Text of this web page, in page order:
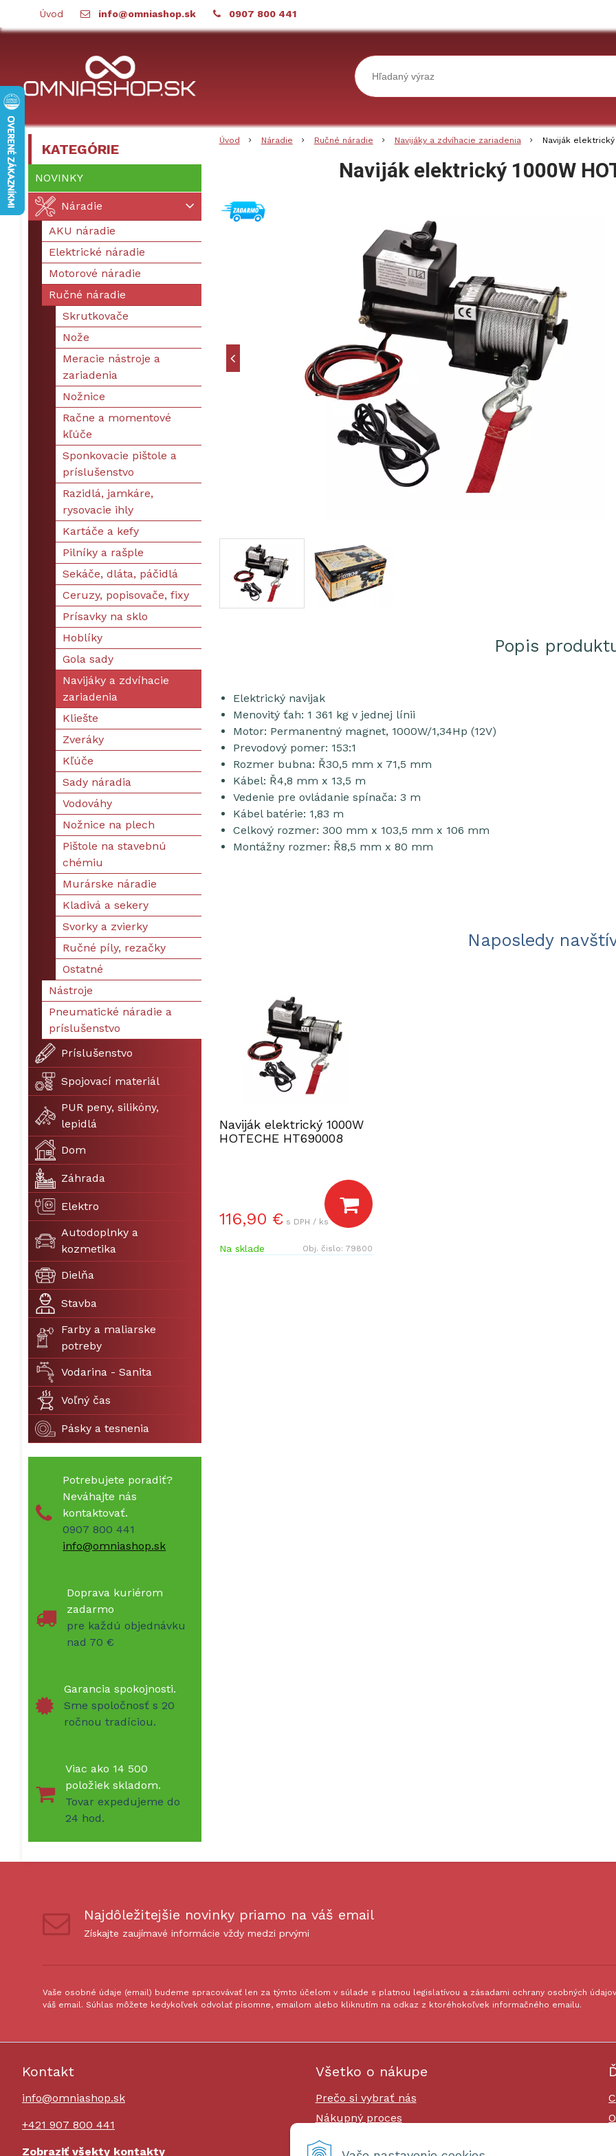
Úvod info@omniashop.sk 0907 800 441
Úvod Náradie Ručné náradie Navijáky a zdvíhacie zariadenia Naviják elektrický
Naviják elektrický 1000W
Popis
Elektrický navijak
Menovitý ťah: 1 361 kg v jednej línii
Motor: Permanentný magnet, 1000W/1,34Hp (12V)
Prevodový pomer: 153:1
Rozmer bubna: Ř30,5 mm x 71,5 mm
Kábel: Ř4,8 mm x 13,5 m
Vedenie pre ovládanie spínača: 3 m
Kábel batérie: 1,83 m
Celkový rozmer: 300 mm x 103,5 mm x 106 mm
Montážny rozmer: Ř8,5 mm x 80 mm
Naposledy
Naviják elektrický 1000W
HOTECHE HT690008
116,90 € s DPH / ks
Na sklade Obj. čislo:79800
KATEGÓRIE
NOVINKY
Náradie
AKU náradie
Elektrické náradie
Motorové náradie
Ručné náradie
Skrutkovače
Nože
Meracie nástroje a
zariadenia
Nožnice
Račne a momentové
kľúče
Sponkovacie pištole a
príslušenstvo
Razidlá, jamkáre,
rysovacie ihly
Kartáče a kefy
Pilníky a rašple
Sekáče, dláta, páčidlá
Ceruzy, popisovače, fixy
Prísavky na sklo
Hoblíky
Gola sady
Navijáky a zdvíhacie
zariadenia
Kliešte
Zveráky
Kľúče
Sady náradia
Vodováhy
Nožnice na plech
Pištole na stavebnú
chémiu
Murárske náradie
Kladivá a sekery
Svorky a zvierky
Ručné píly, rezačky
Ostatné
Nástroje
Pneumatické náradie a
príslušenstvo
Príslušenstvo
Spojovací materiál
PUR peny, silikóny,
lepidlá
Dom
Záhrada
Elektro
Autodoplnky a
kozmetika
Dielňa
Stavba
Farby a maliarske
potreby
Vodarina - Sanita
Voľný čas
Pásky a tesnenia
Potrebujete poradiť?
Neváhajte nás
kontaktovať.
0907 800 441
info@omniashop.sk
Doprava kuriérom
zadarmo
pre každú objednávku
nad 70 €
Garancia spokojnosti.
Sme spoločnosť s 20
ročnou tradíciou.
Viac ako 14 500
položiek skladom.
Tovar expedujeme do
24 hod.
Najdôležitejšie novinky priamo na váš email
Získajte zaujímavé informácie vždy medzi prvými
Vaše osobné údaje (email) budeme spracovávať len za týmto účelom v súlade s platnou legislatívou a zásadami ochrany osobných
váš email. Súhlas môžete kedykoľvek odvolať písomne, emailom alebo kliknutím na odkaz z ktoréhokoľvek informačného emailu.
Kontakt
info@omniashop.sk
+421 907 800 441
Zobraziť všekty kontakty
Všetko o nákupe
Prečo si vybrať nás
Nákupný proces
Platby a doprava